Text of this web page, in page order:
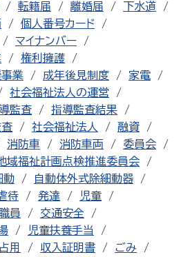
転籍届 離婚届
下水道
個人番号カード
マイナンバー
権利擁護
業
成年後見制度
家電
社会福祉法人の運営
監査
指導監査結果
社会福祉法人
融資
消防車 消防車両
委員会
域福祉計画点検推進委員会
動
自動体外式除細動器
待 発達
児童
員
交通安全
児童扶養手当
用 収入証明書 ごみ